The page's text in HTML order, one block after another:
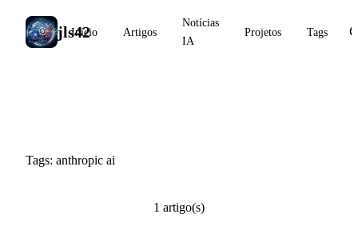
jls42
Início Artigos
Notícias
IA
Projetos Tags
Tags: anthropic ai
1 artigo(s)